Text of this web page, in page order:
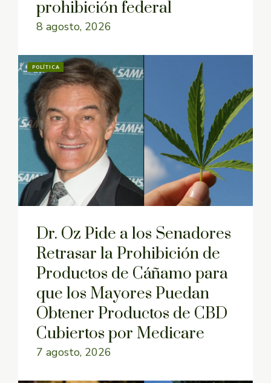
prohibición federal
8 agosto, 2026
POLÍTICA
Dr. Oz Pide a los Senadores
Retrasar la Prohibición de
Productos de Cáñamo para
que los Mayores Puedan
Obtener Productos de CBD
Cubiertos por Medicare
7 agosto, 2026